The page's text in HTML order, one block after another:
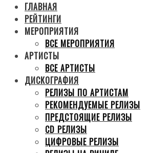
ГЛАВНАЯ
РЕЙТИНГИ
МЕРОПРИЯТИЯ
ВСЕ МЕРОПРИЯТИЯ
АРТИСТЫ
ВСЕ АРТИСТЫ
ДИСКОГРАФИЯ
РЕЛИЗЫ ПО АРТИСТАМ
РЕКОМЕНДУЕМЫЕ РЕЛИЗЫ
ПРЕДСТОЯЩИЕ РЕЛИЗЫ
CD РЕЛИЗЫ
ЦИФРОВЫЕ РЕЛИЗЫ